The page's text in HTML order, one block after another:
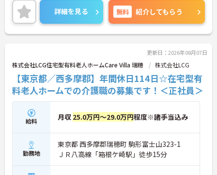
安心してご就業頂けます。
ご興味のある方には、面接対策ポイントなど、さら
に詳細をお話しいたしますのでお気軽にご相談くだ
さい！
詳細を見る 無料 紹介してもらう
更新日：2026年08月07日
株式会社LCG住宅型有料老人ホームCare Villa 瑞穂 株式会社LCG
【東京都／西多摩郡】年間休日114日☆在宅型有
料老人ホームでの介護職の募集です！＜正社員＞
給料 月収 25.0万円～29.0万円程度※諸手当込み
勤務地
東京都 西多摩郡瑞穂町 駒形富士山323-1
ＪＲ八高線「箱根ケ崎駅」徒歩15分